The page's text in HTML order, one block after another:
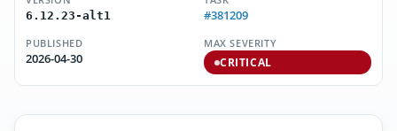
6.12.23-alt1
#381209
PUBLISHED
2026-04-30
MAX SEVERITY
CRITICAL